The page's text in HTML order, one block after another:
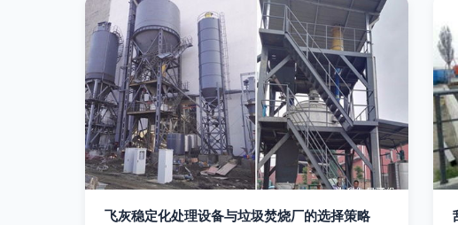
飞灰稳定化处理设备与垃圾焚烧厂的选择策略